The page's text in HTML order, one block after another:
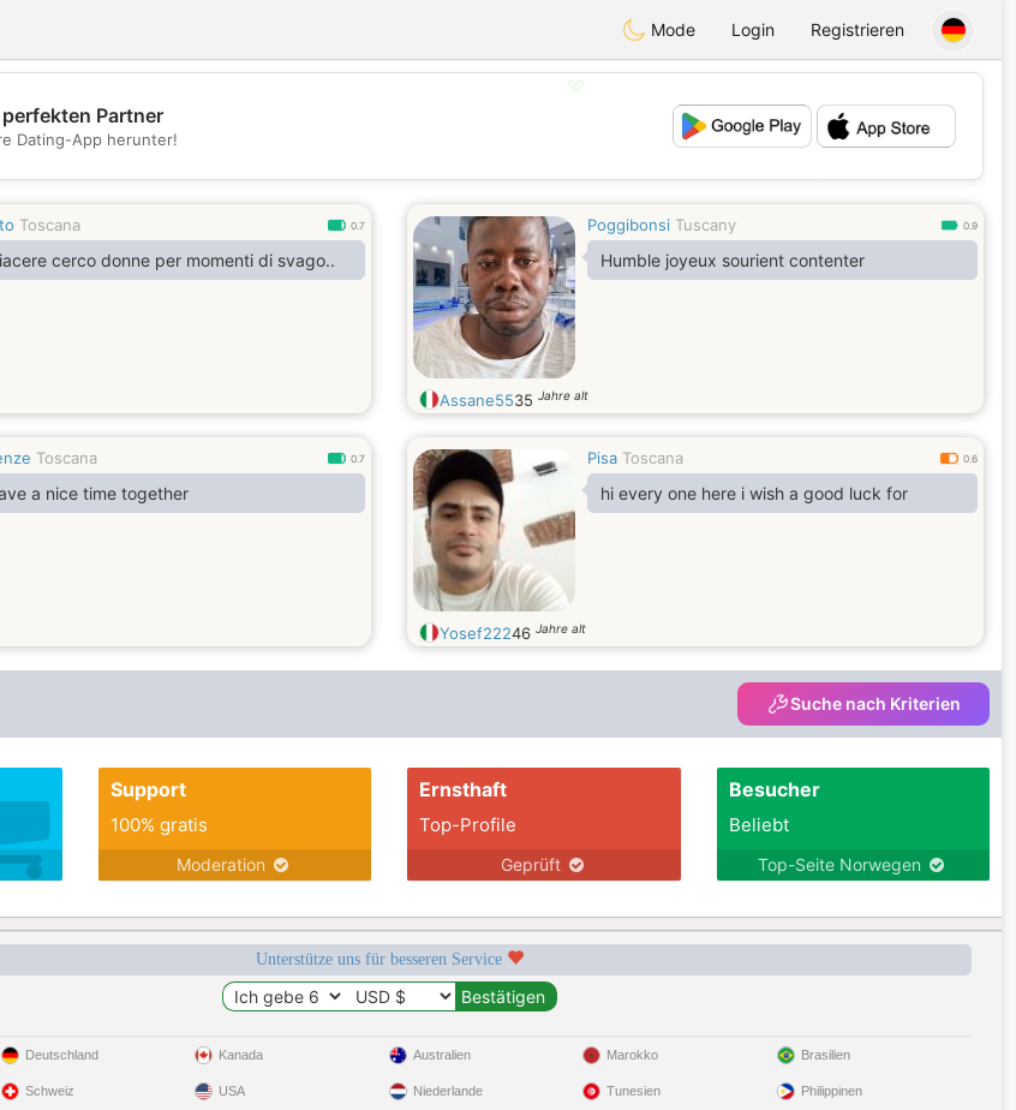
Mode Login Registrieren
💕
Partner
Dating-App herunter!
Toscana 0.7
cerco donne per momenti di svago..
Poggibonsi Tuscany 0.9
Humble joyeux sourient contenter
Assane5535 Jahre alt
Toscana 0.7
a nice time together
Pisa Toscana 0.6
hi every one here i wish a good luck for
Yosef22246 Jahre alt
Suche nach Kriterien
Support
100% gratis
Moderation
Ernsthaft
Top-Profile
Geprüft
Besucher
Beliebt
Top-Seite Norwegen
Unterstütze uns für besseren Service
Deutschland
Schweiz
Kanada
USA
Australien
Niederlande
Marokko
Tunesien
Brasilien
Philippinen